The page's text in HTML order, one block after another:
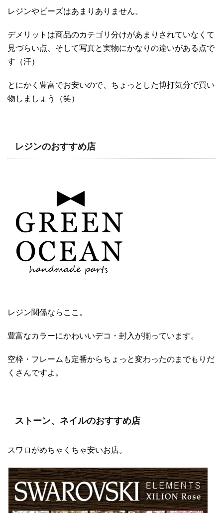
レジンやビーズはあまりありません。
デメリットは商品のカテゴリ分けがあまりされていなくて
見づらい点、そして写真と実物にかなりの違いがある点で
す（汗）
とにかく豊富でお安いので、ちょっとした博打気分で買い
物しましょう（笑）
レジンのおすすめ店
レジン関係ならここ。
豊富なカラーにかわいいデコ・封入が揃っています。
空枠・フレームも定番からちょっと変わったのまでもりだ
くさんですよ。
ストーン、ネイルのおすすめ店
スワロがめちゃくちゃ安いお店。